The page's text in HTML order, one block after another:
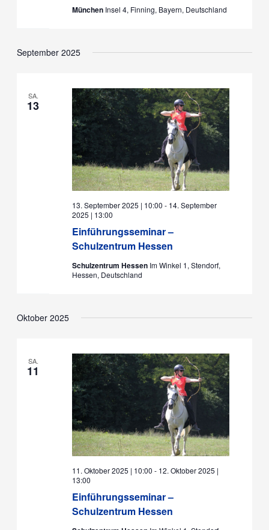
München Insel 4, Finning, Bayern, Deutschland
September 2025
SA.
13
Einführungsseminar –
Schulzentrum Hessen
13. September 2025 | 10:00 - 14. September
2025 | 13:00
Schulzentrum Hessen Im Winkel 1, Stendorf,
Hessen, Deutschland
Oktober 2025
SA.
11
Einführungsseminar –
Schulzentrum Hessen
11. Oktober 2025 | 10:00 - 12. Oktober 2025 |
13:00